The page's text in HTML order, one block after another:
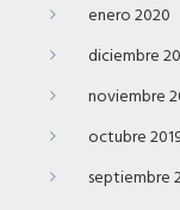
enero 2020
diciembre
noviembre
octubre
septiembre